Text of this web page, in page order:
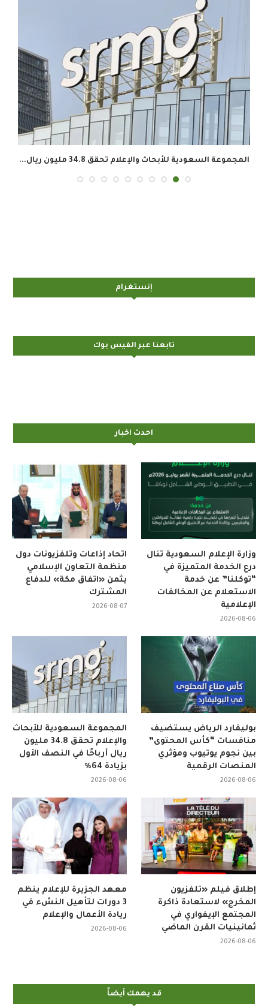
المجموعة السعودية للأبحاث والإعلام تحقق 34.8 مليون ريال...
إنستغرام
تابعنا عبر الفيس بوك
احدث اخبار
اتحاد إذاعات وتلفزيونات دول
منظمة التعاون الإسلامي
يثمن «اتفاق مكة» للدفاع
المشترك
2026-08-07
وزارة الإعلام السعودية تنال
درع الخدمة المتميزة في
“توكلنا” عن خدمة
الاستعلام عن المخالفات
الإعلامية
2026-08-06
المجموعة السعودية للأبحاث
والإعلام تحقق 34.8 مليون
ريال أرباحًا في النصف الأول
بزيادة 64%
2026-08-06
بوليفارد الرياض يستضيف
منافسات “كأس المحتوى”
بين نجوم يوتيوب ومؤثري
المنصات الرقمية
2026-08-06
معهد الجزيرة للإعلام ينظم
3 دورات لتأهيل النشء في
ريادة الأعمال والإعلام
2026-08-06
إطلاق فيلم «تلفزيون
المخرج» لاستعادة ذاكرة
المجتمع الإيفواري في
ثمانينيات القرن الماضي
2026-08-06
قد يهمك أيضاً